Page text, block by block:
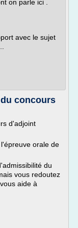
on parle ici .
avec le sujet
concours
d'adjoint
orale de
du
vous redoutez
aide à